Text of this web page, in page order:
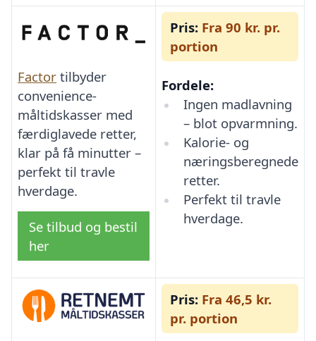
Factor tilbyder
convenience-
måltidskasser med
færdiglavede retter,
klar på få minutter –
perfekt til travle
hverdage.
Se tilbud og bestil
her
Pris: Fra 90 kr. pr.
portion
Fordele:
Ingen madlavning
– blot opvarmning.
Kalorie- og
næringsberegnede
retter.
Perfekt til travle
hverdage.
Pris: Fra 46,5 kr.
pr. portion